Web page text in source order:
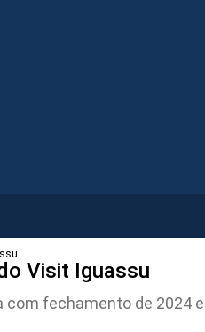
Visit Iguassu
com fechamento de 2024 e